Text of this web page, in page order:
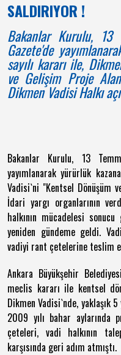
SALDIRIYOR !
Bakanlar Kurulu, 13
Gazete'de
sayılı kararı ile,
ve Gelişim Proje
Dikmen Vadisi Halkı
Bakanlar Kurulu, 13
yayımlanarak yürürlük
Vadisi`ni "Kentsel Dönüşüm
İdari yargı organlarının
halkının mücadelesi
yeniden gündeme geldi.
vadiyi rant çetelerine teslim
Ankara Büyükşehir
meclis kararı ile kentsel
Dikmen Vadisi`nde, yaklaşık
2009 yılı bahar aylarında
çeteleri, vadi halkının
karşısında geri adım atmıştı.